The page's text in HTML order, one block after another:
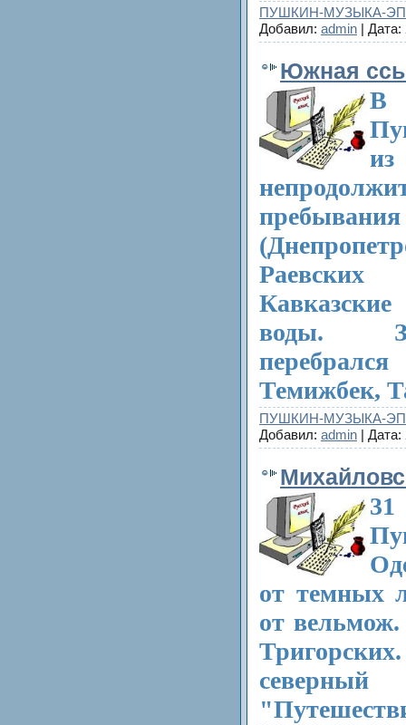
ПУШКИН-МУЗЫКА-
Добавил: admin | Дата:
Южная
В
из
пребывания
воды.
Темижбек,
ПУШКИН-МУЗЫКА-
Добавил: admin | Дата:
от темных
от вельмож.
северный